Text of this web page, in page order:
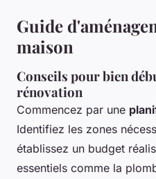
Guide
maison
Conseils pour bien
rénovation
Commencez par une
Identifiez les zones
établissez un budget
essentiels comme la